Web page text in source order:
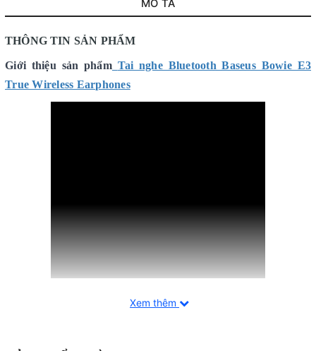
MÔ TẢ
THÔNG TIN SẢN PHẨM
Giới thiệu sản phẩm Tai nghe Bluetooth Baseus Bowie E3
True Wireless Earphones
Xem thêm